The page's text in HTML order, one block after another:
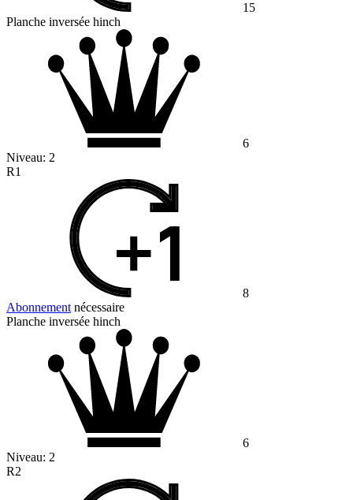
15
Planche inversée hinch
6
Niveau: 2
R1
8
Abonnement nécessaire
Planche inversée hinch
6
Niveau: 2
R2